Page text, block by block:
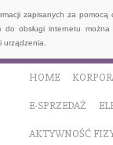
zapisanych za
do obsługi internetu
HOME
E-SPRZEDAŻ
AKTYWNOŚĆ